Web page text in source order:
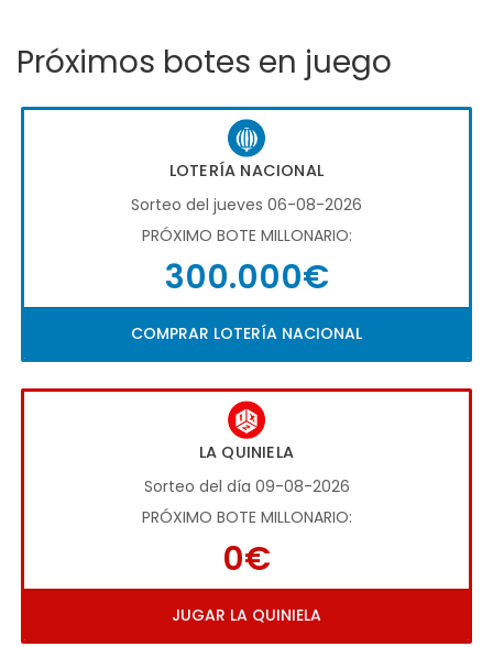
Próximos botes en juego
LOTERÍA NACIONAL
Sorteo del jueves 06-08-2026
PRÓXIMO BOTE MILLONARIO:
300.000€
COMPRAR LOTERÍA NACIONAL
LA QUINIELA
Sorteo del día 09-08-2026
PRÓXIMO BOTE MILLONARIO:
0€
JUGAR LA QUINIELA